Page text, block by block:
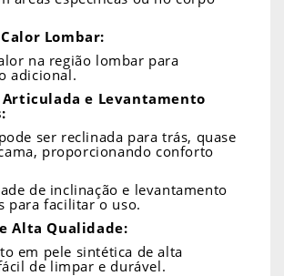
Lombar:
na região lombar para
adicional.
e Levantamento
ser reclinada para trás, quase
proporcionando conforto
de inclinação e levantamento
para facilitar o uso.
Alta Qualidade:
em pele sintética de alta
de limpar e durável.